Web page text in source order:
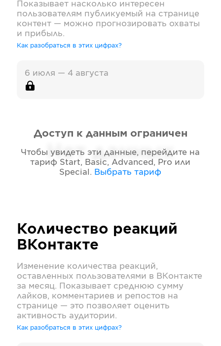
Показывает насколько интересен
пользователям публикуемый на странице
контент — можно прогнозировать охваты
и прибыль.
Как разобраться в этих цифрах?
6 июля — 4 августа
Нет данных
Доступ к данным ограничен
Чтобы увидеть эти данные, перейдите на
тариф Start, Basic, Advanced, Pro или
Special . Выбрать тариф
Количество реакций
ВКонтакте
Изменение количества реакций,
оставленных пользователями в ВКонтакте
за месяц. Показывает среднюю сумму
лайков, комментариев и репостов на
странице — это позволяет оценить
активность аудитории.
Как разобраться в этих цифрах?